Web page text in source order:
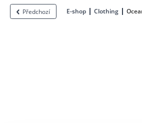
Předchozí E-shop Clothing